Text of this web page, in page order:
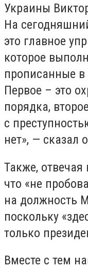
Украины
На
это главное
которое
прописанные
Первое – это
порядка,
с
нет», — сказал
Также,
что «не
на должность
поскольку
только
Вместе с тем